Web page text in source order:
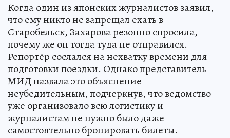
Когда один из японских журналистов заявил,
что ему никто не запрещал ехать в
Старобельск, Захарова резонно спросила,
почему же он тогда туда не отправился.
Репортёр сослался на нехватку времени для
подготовки поездки. Однако представитель
МИД назвала это объяснение
неубедительным, подчеркнув, что ведомство
уже организовало всю логистику и
журналистам не нужно было даже
самостоятельно бронировать билеты.